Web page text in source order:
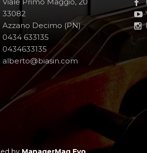
-
33082
-
Azzano Decimo (PN)
0434 633135
0434633135
alberto@biasin.com